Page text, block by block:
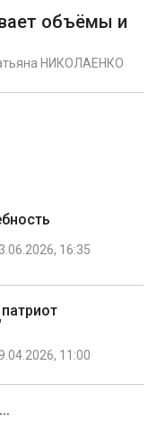
объёмы и
НИКОЛАЕНКО
16:35
11:00